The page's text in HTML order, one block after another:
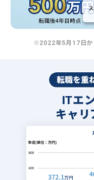
※2022年5月17日か
ITエ
キャリ